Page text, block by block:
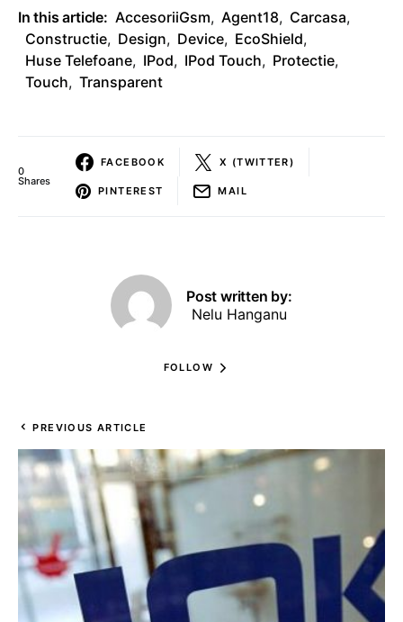
In this article: AccesoriiGsm, Agent18, Carcasa,
Constructie, Design, Device, EcoShield,
Huse Telefoane, IPod, IPod Touch, Protectie,
Touch, Transparent
0
Shares
FACEBOOK X (TWITTER)
PINTEREST MAIL
Post written by:
Nelu Hanganu
FOLLOW
PREVIOUS ARTICLE